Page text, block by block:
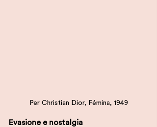
Per Christian Dior, Fémina, 1949
Evasione e nostalgia